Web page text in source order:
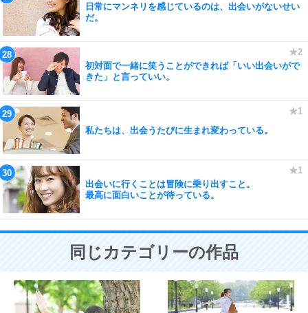
日常にマンネリを感じているのは、出会いがないせい
だ。
初対面で一緒に笑うことができれば「いい出会いがで
きた」と言っていい。
私たちは、出会うたびに生まれ変わっている。
出会いに行くことは冒険に乗り出すこと。
最高に面白いことが待っている。
同じカテゴリーの作品